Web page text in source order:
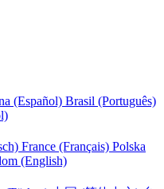
(Español) Brasil (Português)
France (Français) Polska
(English)